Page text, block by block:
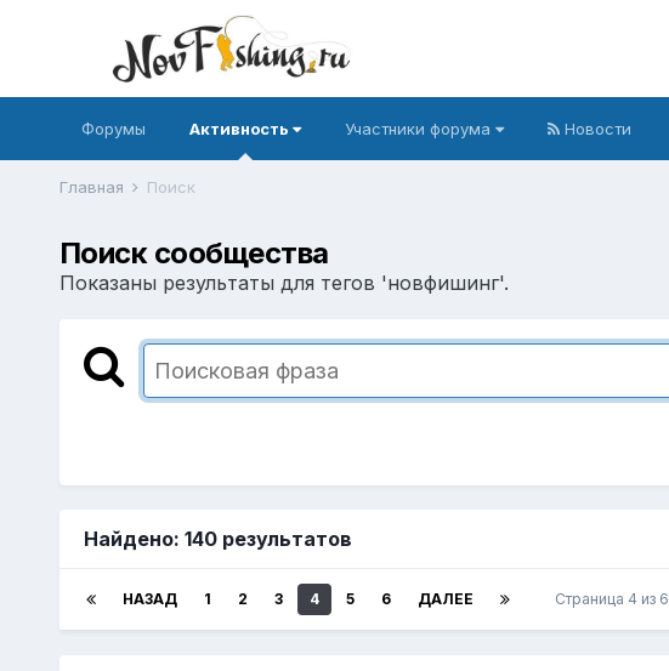
Форумы Активность Участники форума Новости
Главная Поиск
Поиск сообщества
Показаны результаты для тегов 'новфишинг'.
Найдено: 140 результатов
НАЗАД 1 2 3 4 5 6 ДАЛЕЕ Страница 4 из 6